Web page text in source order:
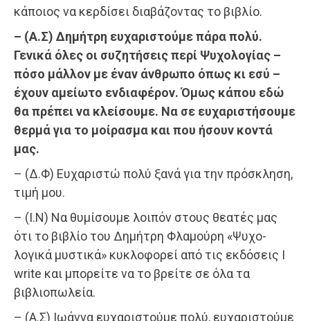
κάποιος να κερδίσει διαβάζοντας το βιβλίο.
– (Α.Σ) Δημήτρη ευχαριστούμε πάρα πολύ.
Γενικά όλες οι συζητήσεις περί Ψυχολογίας –
πόσο μάλλον με έναν άνθρωπο όπως κι εσύ –
έχουν αμείωτο ενδιαφέρον. Όμως κάπου εδώ
θα πρέπει να κλείσουμε. Να σε ευχαριστήσουμε
θερμά για το μοίρασμα και που ήσουν κοντά
μας.
– (Δ.Φ) Ευχαριστώ πολύ ξανά για την πρόσκληση,
τιμή μου.
– (Ι.Ν) Να θυμίσουμε λοιπόν στους θεατές μας
ότι το βιβλίο του Δημήτρη Φλαμούρη «Ψυχο-
λογικά μυστικά» κυκλοφορεί από τις εκδόσεις I
write και μπορείτε να το βρείτε σε όλα τα
βιβλιοπωλεία.
– (Α.Σ) Ιωάννα ευχαριστούμε πολύ, ευχαριστούμε